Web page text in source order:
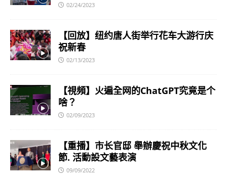
02/24/2023
【回放】纽约唐人街举行花车大游行庆
祝新春
02/13/2023
【視頻】火遍全网的ChatGPT究竟是个
啥？
02/09/2023
【重播】市长官邸 舉辦慶祝中秋文化
節. 活動設文藝表演
09/09/2022